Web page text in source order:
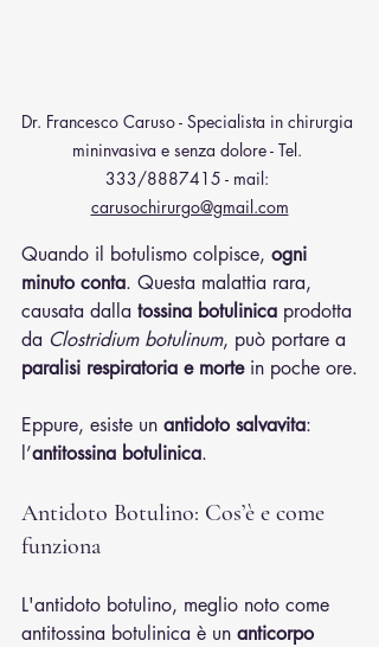
Dr. Francesco Caruso - Specialista in chirurgia
mininvasiva e senza dolore - Tel.
333/8887415 - mail:
carusochirurgo@gmail.com
Quando il botulismo colpisce, ogni
minuto conta. Questa malattia rara,
causata dalla tossina botulinica prodotta
da Clostridium botulinum, può portare a
paralisi respiratoria e morte in poche ore.
Eppure, esiste un antidoto salvavita:
l’antitossina botulinica.
Antidoto Botulino: Cos’è e come
funziona
L'antidoto botulino, meglio noto come
antitossina botulinica è un anticorpo